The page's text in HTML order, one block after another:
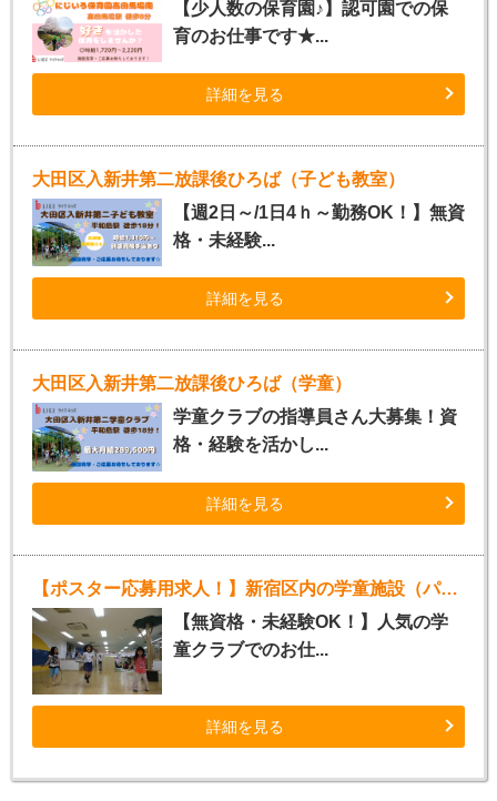
【少人数の保育園♪】認可園での保
育のお仕事です★...
詳細を見る
大田区入新井第二放課後ひろば（子ども教室）
【週2日～/1日4ｈ～勤務OK！】無資
格・未経験...
詳細を見る
大田区入新井第二放課後ひろば（学童）
学童クラブの指導員さん大募集！資
格・経験を活かし...
詳細を見る
【ポスター応募用求人！】新宿区内の学童施設（パート指導員）
【無資格・未経験OK！】人気の学
童クラブでのお仕...
詳細を見る